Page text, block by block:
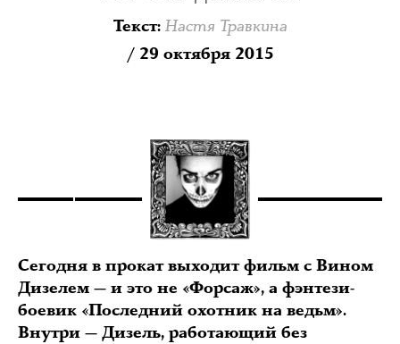
Текст: Настя Травкина
/ 29 октября 2015
Сегодня в прокат выходит фильм с Вином
Дизелем — и это не «Форсаж», а фэнтези-
боевик «Последний охотник на ведьм».
Внутри — Дизель, работающий без